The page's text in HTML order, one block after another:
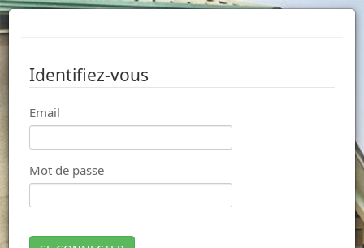
Identifiez-vous
Email
Mot de passe